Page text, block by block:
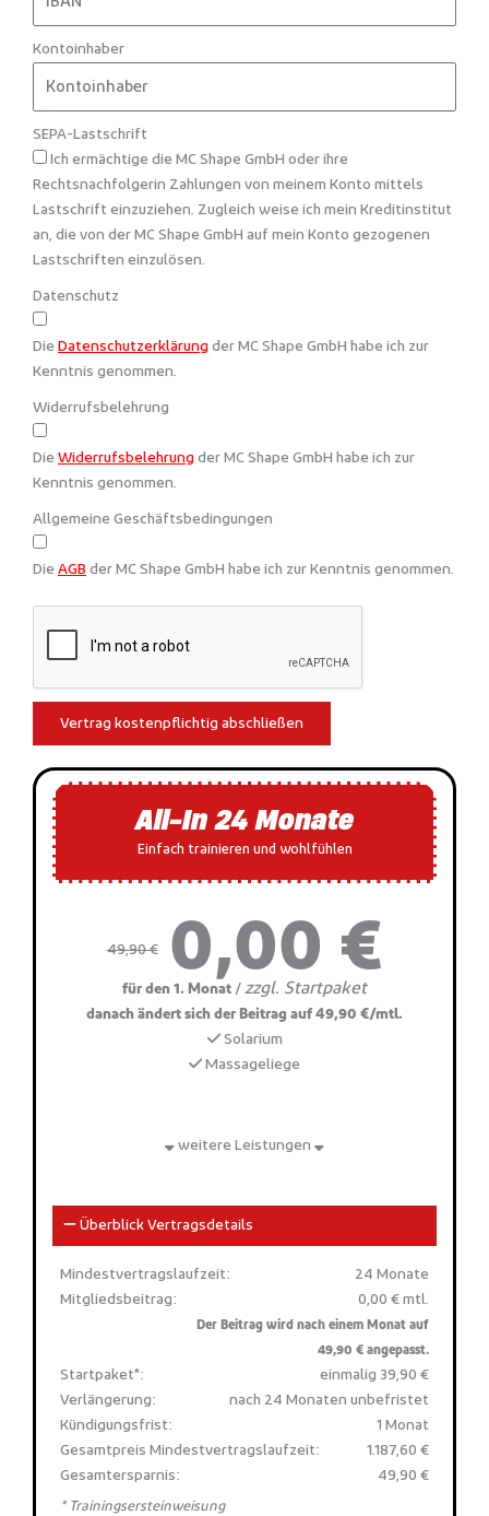
Kontoinhaber
SEPA-Lastschrift
Ich ermächtige die MC Shape GmbH oder ihre
Rechtsnachfolgerin Zahlungen von meinem Konto mittels
Lastschrift einzuziehen. Zugleich weise ich mein Kreditinstitut
an, die von der MC Shape GmbH auf mein Konto gezogenen
Lastschriften einzulösen.
Datenschutz
Die Datenschutzerklärung der MC Shape GmbH habe ich zur
Kenntnis genommen.
Widerrufsbelehrung
Die Widerrufsbelehrung der MC Shape GmbH habe ich zur
Kenntnis genommen.
Allgemeine Geschäftsbedingungen
Die AGB der MC Shape GmbH habe ich zur Kenntnis genommen.
Vertrag kostenpflichtig abschließen
All-In 24 Monate
Einfach trainieren und wohlfühlen
49,90 € 0,00 €
für den 1. Monat / zzgl. Startpaket
danach ändert sich der Beitrag auf 49,90 €/mtl.
Solarium
Massageliege
weitere Leistungen
Überblick Vertragsdetails
Mindestvertragslaufzeit:
24 Monate
Mitgliedsbeitrag:
0,00 € mtl.
Der Beitrag wird nach einem Monat auf
49,90 € angepasst.
Startpaket*:
einmalig 39,90 €
Verlängerung:
nach 24 Monaten unbefristet
Kündigungsfrist:
1 Monat
Gesamtpreis Mindestvertragslaufzeit:
1.187,60 €
Gesamtersparnis:
49,90 €
* Trainingsersteinweisung